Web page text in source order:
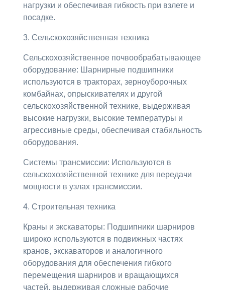
нагрузки и обеспечивая гибкость при взлете и
посадке.
3. Сельскохозяйственная техника
Сельскохозяйственное почвообрабатывающее
оборудование: Шарнирные подшипники
используются в тракторах, зерноуборочных
комбайнах, опрыскивателях и другой
сельскохозяйственной технике, выдерживая
высокие нагрузки, высокие температуры и
агрессивные среды, обеспечивая стабильность
оборудования.
Системы трансмиссии: Используются в
сельскохозяйственной технике для передачи
мощности в узлах трансмиссии.
4. Строительная техника
Краны и экскаваторы: Подшипники шарниров
широко используются в подвижных частях
кранов, экскаваторов и аналогичного
оборудования для обеспечения гибкого
перемещения шарниров и вращающихся
частей, выдерживая сложные рабочие